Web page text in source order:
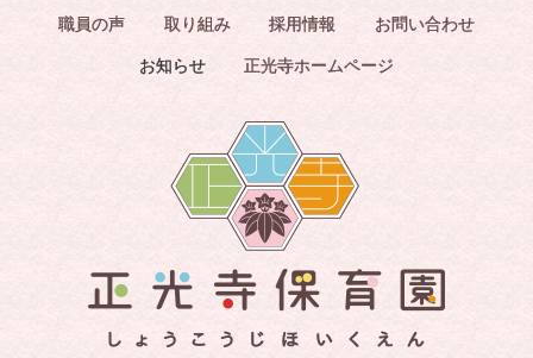
職員の声 取り組み 採用情報 お問い合わせ
お知らせ 正光寺ホームページ